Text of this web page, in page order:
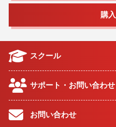
購入
スクール
サポート・お問い合わせ
お問い合わせ